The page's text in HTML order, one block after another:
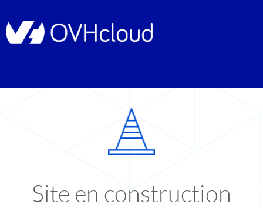
Site en construction